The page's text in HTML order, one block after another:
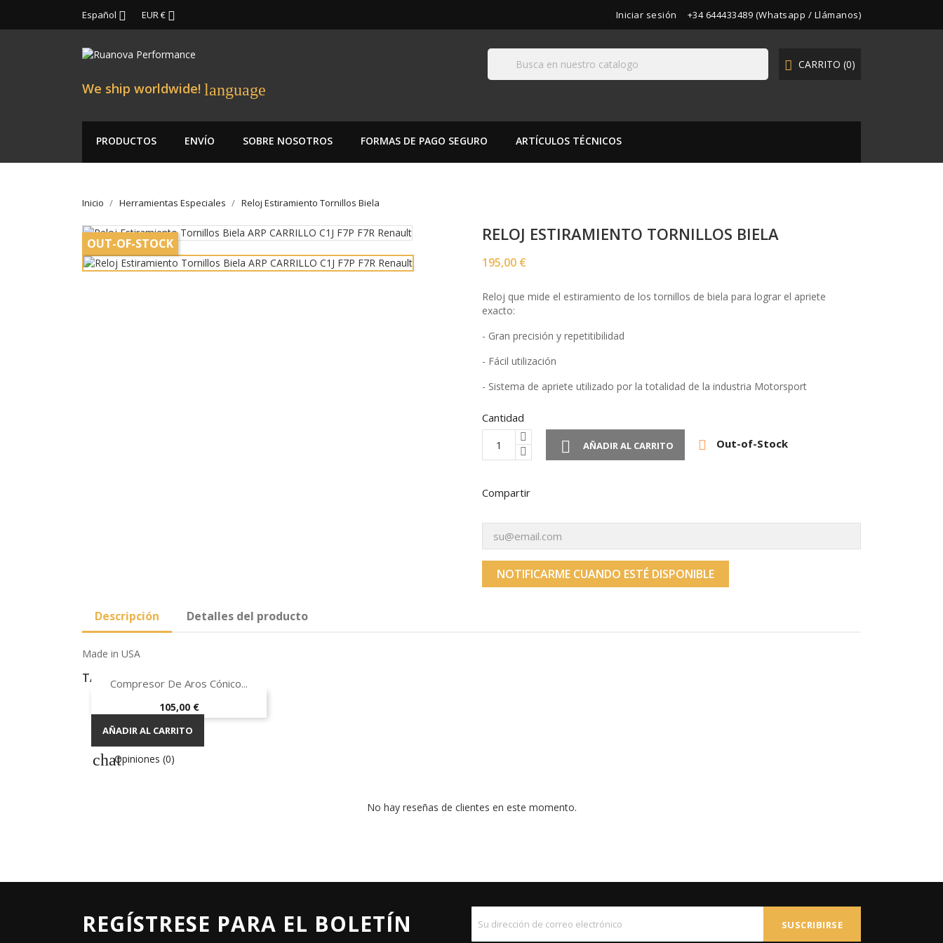
Español  EUR €  Iniciar sesión +34 644433489 (Whatsapp / Llámanos)
CARRITO (0)
We ship worldwide! language
PRODUCTOS ENVÍO SOBRE NOSOTROS FORMAS DE PAGO SEGURO ARTÍCULOS TÉCNICOS
Inicio Herramientas Especiales Reloj Estiramiento Tornillos Biela
OUT-OF-STOCK RELOJ ESTIRAMIENTO TORNILLOS BIELA
195,00 €
Reloj que mide el estiramiento de los tornillos de biela para lograr el apriete
exacto:
- Gran precisión y repetitibilidad
- Fácil utilización
- Sistema de apriete utilizado por la totalidad de la industria Motorsport
Cantidad
 AÑADIR AL CARRITO  Out-of-Stock
Compartir
NOTIFICARME CUANDO ESTÉ DISPONIBLE
Descripción Detalles del producto
Made in USA
TAMBIÉN PODRÍA INTERESARLE
 Vista rápida
Compresor De Aros Cónico...
Precio
105,00 €
AÑADIR AL CARRITO
Opiniones (0)
No hay reseñas de clientes en este momento.
REGÍSTRESE PARA EL BOLETÍN